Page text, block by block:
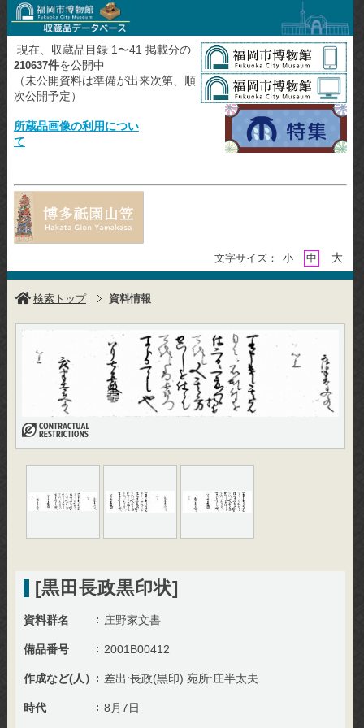
現在、収蔵品目録 1〜41 掲載分の
210637件を公開中
（未公開資料は準備が出来次第、順
次公開予定）
所蔵品画像の利用につい
て
文字サイズ： 小 中 大
検索トップ 資料情報
[黒田長政黒印状]
資料群名 庄野家文書
備品番号 2001B00412
作成など(人） 差出:長政(黒印) 宛所:庄半太夫
時代 8月7日